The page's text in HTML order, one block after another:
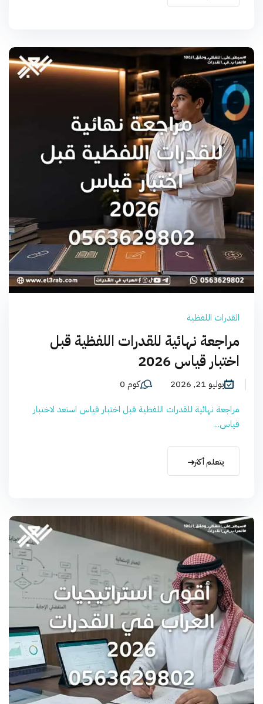
القدرات اللفظية
مراجعة نهائية للقدرات اللفظية قبل
اختبار قياس 2026
يوليو 21, 2026
كوم 0
مراجعة نهائية للقدرات اللفظية قبل اختبار قياس استعد لاختبار
قياس...
يتعلم أكثر